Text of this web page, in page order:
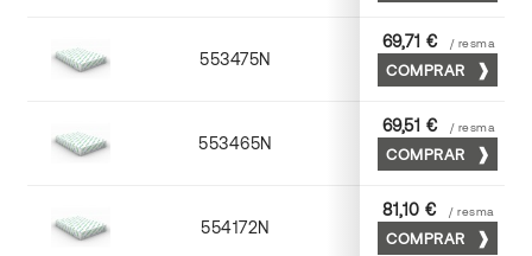
553475N 75 x 53
69,71 € / resma
COMPRAR
553465N 65 x 90
69,51 € / resma
COMPRAR
554172N 70 x 100
81,10 € / resma
COMPRAR